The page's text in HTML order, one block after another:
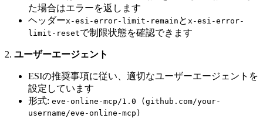
た場合はエラーを返します
ヘッダーx-esi-error-limit-remain と x-esi-error-
limit-resetで制限状態を確認できます
2. ユーザーエージェント
ESIの推奨事項に従い、適切なユーザーエージェントを
設定しています
形式: eve-online-mcp/1.0 (github.com/your-
username/eve-online-mcp)